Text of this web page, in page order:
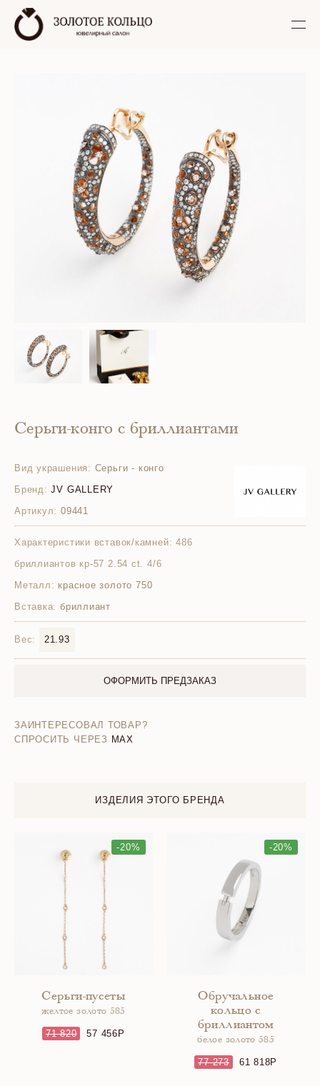
Серьги-конго с бриллиантами
Вид украшения: Серьги - конго
Бренд: JV GALLERY
Артикул: 09441
Характеристики вставок/камней: 486
бриллиантов кр-57 2.54 ct. 4/6
Металл: красное золото 750
Вставка: бриллиант
Вес: 21.93
ОФОРМИТЬ ПРЕДЗАКАЗ
ЗАИНТЕРЕСОВАЛ ТОВАР?
СПРОСИТЬ ЧЕРЕЗ MAX
ИЗДЕЛИЯ ЭТОГО БРЕНДА
-20%
Серьги-пусеты
желтое золото 585
71 820 57 456
-20%
Обручальное
кольцо с
бриллиантом
белое золото 585
77 273 61 818